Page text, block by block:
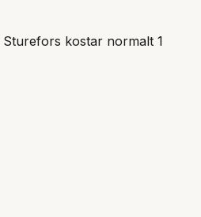
Sturefors kostar normalt 1